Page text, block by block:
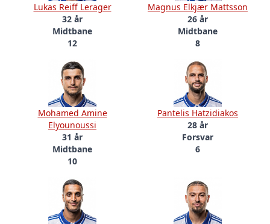
Lukas Reiff Lerager
32 år
Midtbane
12
Magnus Elkjær Mattsson
26 år
Midtbane
8
Mohamed Amine
Elyounoussi
31 år
Midtbane
10
Pantelis Hatzidiakos
28 år
Forsvar
6